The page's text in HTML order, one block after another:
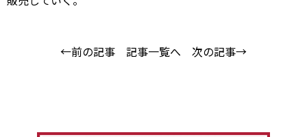
←前の記事 記事一覧へ 次の記事→